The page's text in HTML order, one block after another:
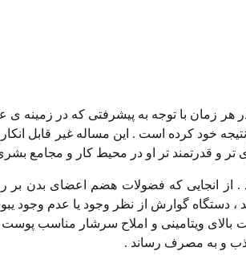
زمان با توجه به پیشرفتی که در زمینه ی
خود کرده است ‌. این مساله غیر قابل
تر و قدرتمند تر او در محیط کار و مجامع
از انجایی که فضولات هضم اعضای بدن بر
، دستگاه گوارش از نظر وجود یا عدم
بالای ویتامینی و املاح سرشار مناسب
و به مصرف رساند .